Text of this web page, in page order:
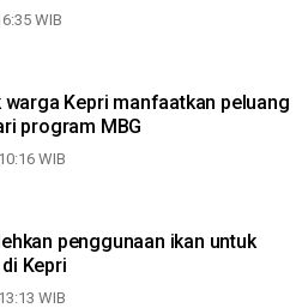
WIB
warga Kepri manfaatkan peluang
program MBG
WIB
penggunaan ikan untuk
Kepri
WIB